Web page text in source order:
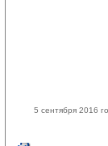
5 сентября 2016